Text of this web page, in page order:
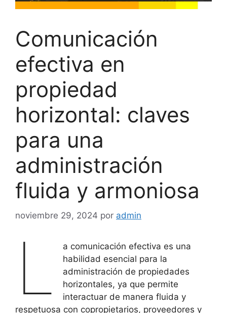
Comunicación
efectiva en
propiedad
horizontal: claves
para una
administración
fluida y armoniosa
noviembre 29, 2024 por admin
L
a comunicación efectiva es una
habilidad esencial para la
administración de propiedades
horizontales, ya que permite
interactuar de manera fluida y
respetuosa con copropietarios, proveedores y